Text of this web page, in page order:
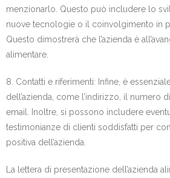
menzionarlo. Questo può includere lo
nuove tecnologie o il coinvolgimento in
Questo dimostrerà che l’azienda è
alimentare.
8. Contatti e riferimenti: Infine, è
dell’azienda, come l’indirizzo, il numero
email. Inoltre, si possono includere
testimonianze di clienti soddisfatti per
positiva dell’azienda.
La lettera di presentazione dell’azienda